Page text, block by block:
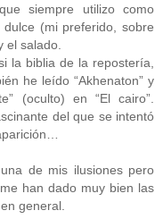
siempre utilizo como
(mi preferido, sobre
el salado.
la biblia de la repostería,
he leído “Akhenaton” y
(oculto) en “El cairo”.
del que se intentó
de mis ilusiones pero
han dado muy bien las
general.